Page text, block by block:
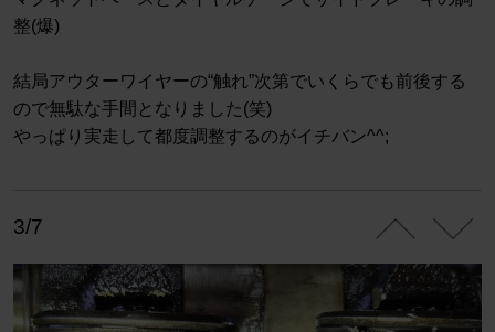
整(爆)
結局アウターワイヤーの“触れ”次第でいくらでも前後する
ので無駄な手間となりました(笑)
やっぱり実走して都度調整するのがイチバン^^;
3/7